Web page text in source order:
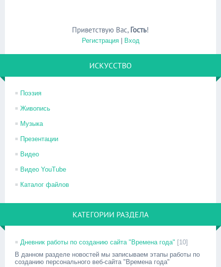
Приветствую Вас, Гость!
Регистрация| Вход
ИСКУССТВО
Поэзия
Живопись
Музыка
Презентации
Видео
Видео YouTube
Каталог файлов
КАТЕГОРИИ РАЗДЕЛА
Дневник работы по созданию сайта "Времена года" [10]
В данном разделе новостей мы записываем этапы работы по
созданию персонального веб-сайта "Времена года"